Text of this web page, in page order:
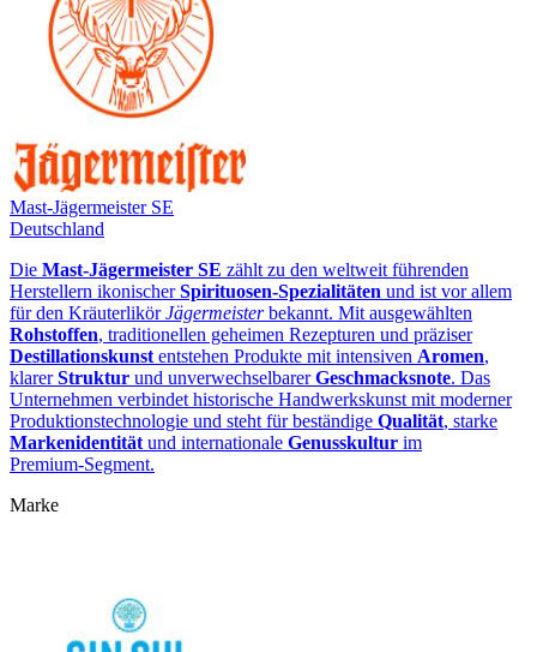
Mast-Jägermeister SE
Deutschland
Die Mast‑Jägermeister SE zählt zu den weltweit führenden
Herstellern ikonischerSpirituosen‑Spezialitäten und ist vor allem
für den KräuterlikörJägermeisterbekannt. Mit ausgewählten
Rohstoffen, traditionellen geheimen Rezepturen und präziser
Destillationskunst entstehen Produkte mit intensiven Aromen,
klarerStruktur und unverwechselbarerGeschmacksnote. Das
Unternehmen verbindet historische Handwerkskunst mit moderner
Produktionstechnologie und steht für beständige Qualität, starke
Markenidentität und internationale Genusskultur im
Premium‑Segment.
Marke